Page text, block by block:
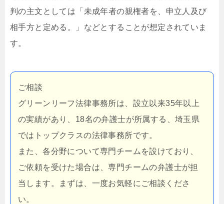
判の主文としては「未成年者の親権者を、申立人及び
相手方と定める。」などとすることが想定されていま
す。
ご相談
グリーンリーフ法律事務所は、設立以来35年以上
の実績があり、18名の弁護士が所属する、埼玉県
ではトップクラスの法律事務所です。
また、各分野について専門チームを設けており、
ご依頼を受けた場合は、専門チームの弁護士が担
当します。まずは、一度お気軽にご相談くださ
い。